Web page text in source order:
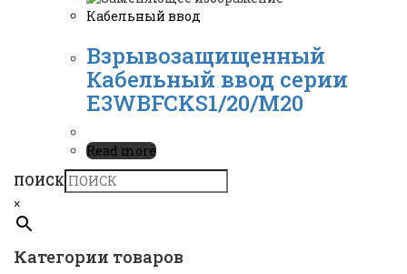
Кабельный ввод
Взрывозащищенный
Кабельный ввод серии
E3WBFCKS1/20/M20
Read more
ПОИСК
×
Категории товаров